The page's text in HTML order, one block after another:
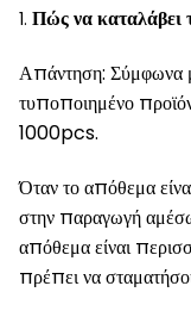
1. Πώς να καταλάβει
Απάντηση: Σύμφωνα
τυποποιημένο
1000pcs.
Όταν το απόθεμα
στην παραγωγή
απόθεμα είναι
πρέπει να